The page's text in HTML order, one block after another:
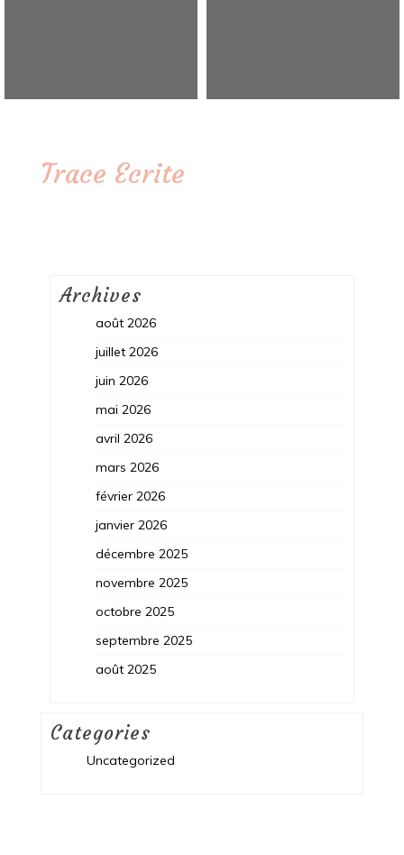
Trace Ecrite
Archives
août 2026
juillet 2026
juin 2026
mai 2026
avril 2026
mars 2026
février 2026
janvier 2026
décembre 2025
novembre 2025
octobre 2025
septembre 2025
août 2025
Categories
Uncategorized